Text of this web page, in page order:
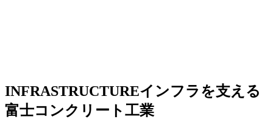
INFRASTRUCTUREインフラを支える
富士コンクリート工業